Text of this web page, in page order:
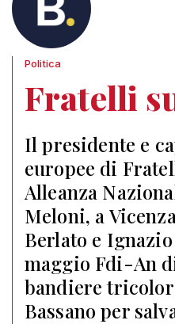
Politica
Fratelli
Il presidente e
europee di
Alleanza
Meloni, a
Berlato e Ignazio
maggio Fdi-An
bandiere
Bassano per